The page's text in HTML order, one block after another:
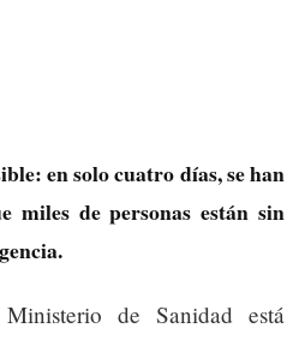
en solo cuatro días, se han
miles de personas están sin
de Sanidad está